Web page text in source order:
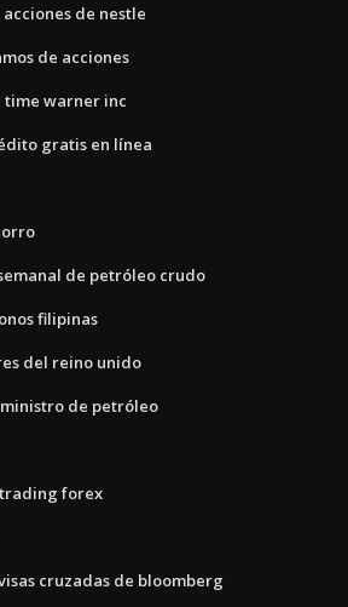
de nestle
de acciones
time warner inc
gratis en línea
de petróleo crudo
filipinas
del reino unido
de petróleo
forex
cruzadas de bloomberg